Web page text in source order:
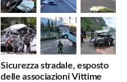
Sicurezza stradale, esposto
delle associazioni Vittime